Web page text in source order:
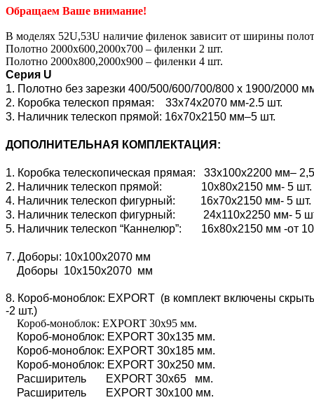
Обращаем Ваше внимание!
В моделях 52U,53U наличие филенок зависит от ширины
Полотно 2000х600,2000х700 – филенки 2 шт.
Полотно 2000х800,2000х900 – филенки 4 шт.
Серия U
1. Полотно без зарезки 400/500/600/700/800 x 1900/2000
2. Коробка телескоп прямая: 33х74х2070 мм-2.5 шт.
3. Наличник телескоп прямой: 16х70х2150 мм–5 шт.
ДОПОЛНИТЕЛЬНАЯ КОМПЛЕКТАЦИЯ:
1. Коробка телескопическая прямая: 33х100х2200 мм–
2. Наличник телескоп прямой: 10х80х2150 мм- 5 шт.
4. Наличник телескоп фигурный: 16х70х2150 мм- 5 шт.
3. Наличник телескоп фигурный: 24х110х2250 мм- 5
5. Наличник телескоп “Каннелюр”: 16х80х2150 мм -от
7. Доборы: 10х100х2070 мм
Доборы 10х150х2070 мм
8. Короб-моноблок: EXPORT (в комплект включены
-2 шт.)
Короб-моноблок: EXPORT 30х95 мм.
Короб-моноблок: EXPORT 30х135 мм.
Короб-моноблок: EXPORT 30х185 мм.
Короб-моноблок: EXPORT 30х250 мм.
Расширитель EXPORT 30х65 мм.
Расширитель EXPORT 30х100 мм.